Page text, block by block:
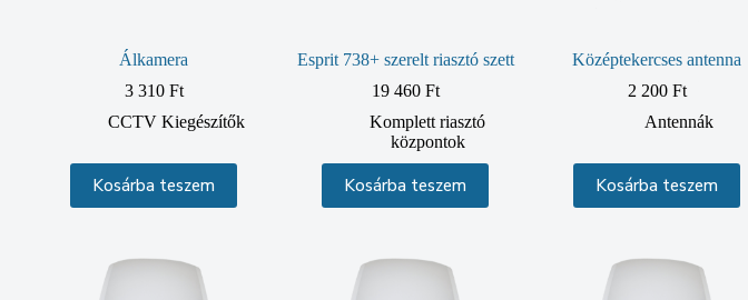
Álkamera
3 310 Ft
CCTV Kiegészítők
Kosárba teszem
Esprit 738+ szerelt riasztó szett
19 460 Ft
Komplett riasztó
központok
Kosárba teszem
Középtekercses antenna
2 200 Ft
Antennák
Kosárba teszem